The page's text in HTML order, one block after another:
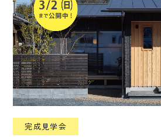
完成見学会